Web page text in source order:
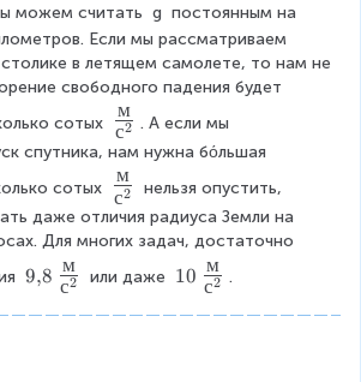
c
{
M
}
{(
R
+
h)
^
2
можем считать g постоянным на
Если мы рассматриваем
в летящем самолете, то нам не
свободного падения будет
сотых
\
L
a
r
g
e
f
с2
м
. А если мы
спутника, нам нужна бόльшая
сотых \
L
a
r
g
\
с2
м
нельзя опустить,
даже отличия радиуса Земли на
Для многих задач, достаточно
9
,
9,8 с2
м
или даже 1
~
10 с2
м
.